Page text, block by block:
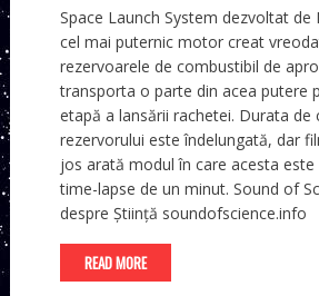
Space Launch System dezvoltat de
cel mai puternic motor creat
rezervoarele de combustibil de
transporta o parte din acea putere
etapă a lansării rachetei. Durata de
rezervorului este îndelungată, dar
jos arată modul în care acesta
time-lapse de un minut. Sound of
despre Știință soundofscience.info
READ MORE